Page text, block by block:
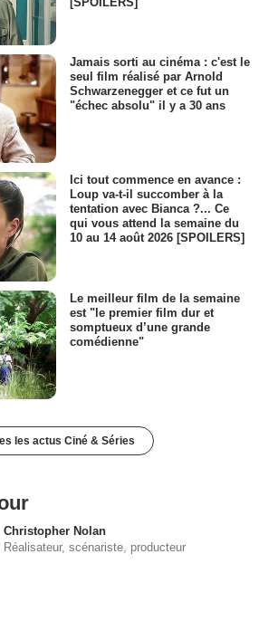
Jamais sorti au cinéma : c'est le
seul film réalisé par Arnold
Schwarzenegger et ce fut un
"échec absolu" il y a 30 ans
Ici tout commence en avance :
Loup va-t-il succomber à la
tentation avec Bianca ?... Ce
qui vous attend la semaine du
10 au 14 août 2026 [SPOILERS]
Le meilleur film de la semaine
est "le premier film dur et
somptueux d’une grande
comédienne"
les actus Ciné & Séries
Christopher Nolan
Réalisateur, scénariste, producteur